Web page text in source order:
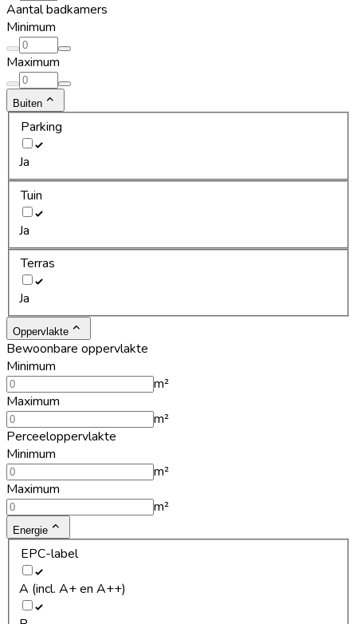
Aantal badkamers
Minimum
Maximum
Buiten
Parking
Ja
Tuin
Ja
Terras
Ja
Oppervlakte
Bewoonbare oppervlakte
Minimum
m²
Maximum
m²
Perceeloppervlakte
Minimum
m²
Maximum
m²
Energie
EPC-label
A (incl. A+ en A++)